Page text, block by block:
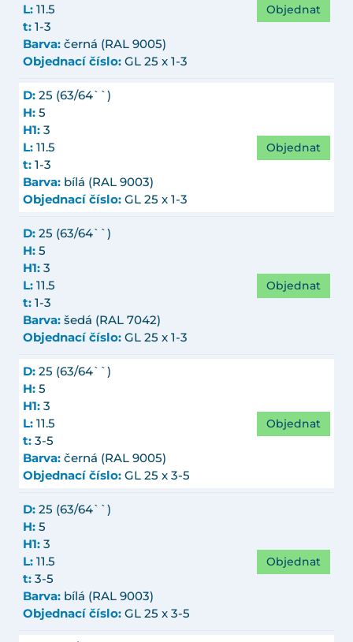
L: 11.5
t: 1-3
Barva: černá (RAL 9005)
Objednací číslo: GL 25 x 1-3
Objednat
D: 25 (63/64``)
H: 5
H1: 3
L: 11.5
t: 1-3
Barva: bílá (RAL 9003)
Objednací číslo: GL 25 x 1-3
Objednat
D: 25 (63/64``)
H: 5
H1: 3
L: 11.5
t: 1-3
Barva: šedá (RAL 7042)
Objednací číslo: GL 25 x 1-3
Objednat
D: 25 (63/64``)
H: 5
H1: 3
L: 11.5
t: 3-5
Barva: černá (RAL 9005)
Objednací číslo: GL 25 x 3-5
Objednat
D: 25 (63/64``)
H: 5
H1: 3
L: 11.5
t: 3-5
Barva: bílá (RAL 9003)
Objednací číslo: GL 25 x 3-5
Objednat